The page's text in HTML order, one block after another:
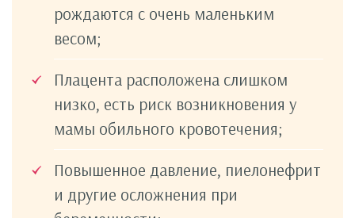
рождаются с очень маленьким
весом;
Плацента расположена слишком
низко, есть риск возникновения у
мамы обильного кровотечения;
Повышенное давление, пиелонефрит
и другие осложнения при